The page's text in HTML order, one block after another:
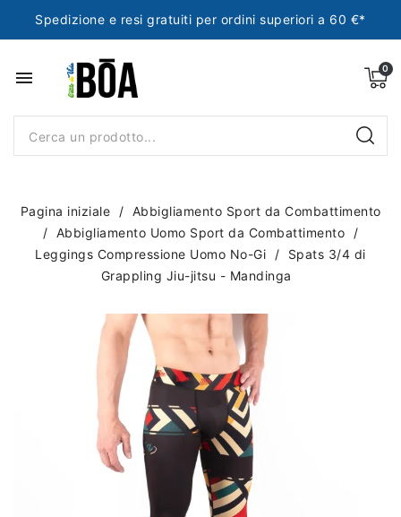
Spedizione e resi gratuiti per ordini superiori a 60 €*
menu
Pagina iniziale
Abbigliamento Sport da Combattimento
Abbigliamento Uomo Sport da Combattimento
Leggings Compressione Uomo No-Gi
Spats 3/4 di
Grappling Jiu-jitsu - Mandinga